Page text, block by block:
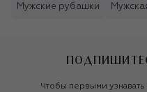
Мужские рубашки
Чтобы первыми